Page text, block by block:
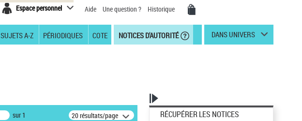
Espace personnel Aide Une question ? Historique
SUJETS A-Z PÉRIODIQUES COTE NOTICES D'AUTORITÉ DANS UNIVERS
sur 1 20 résultats/page RÉCUPÉRER LES NOTICES